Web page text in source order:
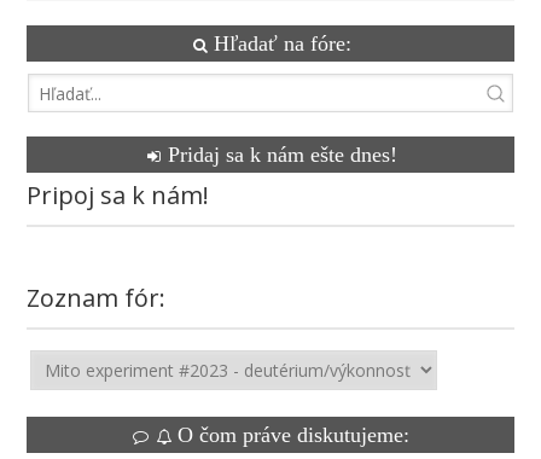
Hľadať na fóre:
Pridaj sa k nám ešte dnes!
Pripoj sa k nám!
Zoznam fór:
O čom práve diskutujeme: